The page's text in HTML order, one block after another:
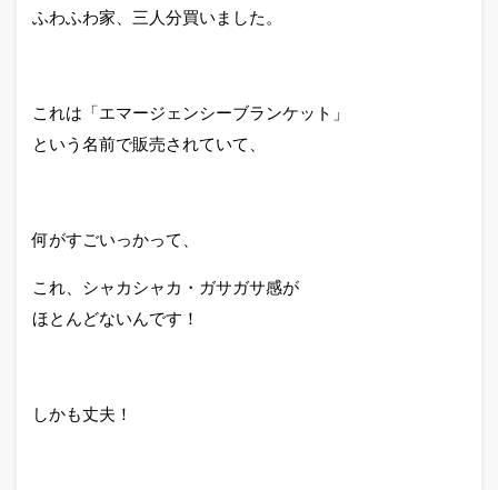
ふわふわ家、三人分買いました。
これは「エマージェンシーブランケット」
という名前で販売されていて、
何がすごいっかって、
これ、シャカシャカ・ガサガサ感が
ほとんどないんです！
しかも丈夫！